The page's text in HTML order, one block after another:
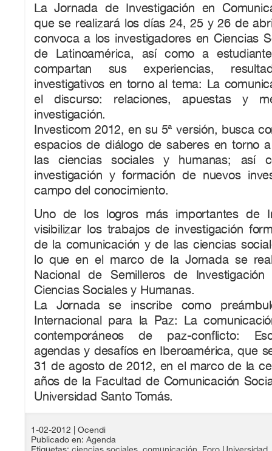
La Jornada de Investigación en
que se realizará los días 24, 25 y 26 de
convoca a los investigadores en Ciencias
de Latinoamérica, así como a
compartan sus experiencias,
investigativos en torno al tema: La
el discurso: relaciones, apuestas y
investigación.
Investicom 2012, en su 5ª versión, busca
espacios de diálogo de saberes en torno
las ciencias sociales y humanas; así
investigación y formación de nuevos
campo del conocimiento.
Uno de los logros más importantes de
visibilizar los trabajos de investigación
de la comunicación y de las ciencias
lo que en el marco de la Jornada se
Nacional de Semilleros de Investigación
Ciencias Sociales y Humanas.
La Jornada se inscribe como
Internacional para la Paz: La
contemporáneos de paz-conflicto:
agendas y desafíos en Iberoamérica, que
31 de agosto de 2012, en el marco de la
años de la Facultad de Comunicación
Universidad Santo Tomás.
1-02-2012
| Ocendi
Publicado en: Agenda